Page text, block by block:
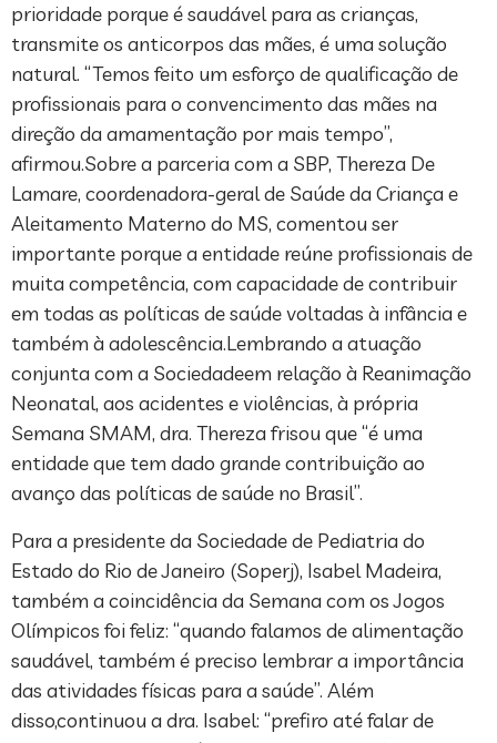
prioridade porque é saudável para as crianças,
transmite os anticorpos das mães, é uma solução
natural. “Temos feito um esforço de qualificação de
profissionais para o convencimento das mães na
direção da amamentação por mais tempo”,
afirmou.Sobre a parceria com a SBP, Thereza De
Lamare, coordenadora-geral de Saúde da Criança e
Aleitamento Materno do MS, comentou ser
importante porque a entidade reúne profissionais de
muita competência, com capacidade de contribuir
em todas as políticas de saúde voltadas à infância e
também à adolescência.Lembrando a atuação
conjunta com a Sociedadeem relação à Reanimação
Neonatal, aos acidentes e violências, à própria
Semana SMAM, dra. Thereza frisou que “é uma
entidade que tem dado grande contribuição ao
avanço das políticas de saúde no Brasil”.
Para a presidente da Sociedade de Pediatria do
Estado do Rio de Janeiro (Soperj), Isabel Madeira,
também a coincidência da Semana com os Jogos
Olímpicos foi feliz: “quando falamos de alimentação
saudável, também é preciso lembrar a importância
das atividades físicas para a saúde”. Além
disso,continuou a dra. Isabel: “prefiro até falar de